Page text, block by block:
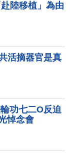
陸移植」為由
活摘器官是真
功七二O反迫
悼念會